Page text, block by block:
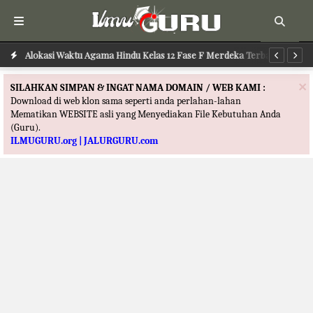
Alokasi Waktu Agama Hindu Kelas 12 Fase F Merdeka Terbaru
×
SILAHKAN SIMPAN & INGAT NAMA DOMAIN / WEB KAMI :
Download di web klon sama seperti anda perlahan-lahan
Mematikan WEBSITE asli yang Menyediakan File Kebutuhan Anda
(Guru).
ILMUGURU.org | JALURGURU.com